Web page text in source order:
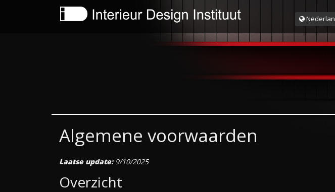
Algemene voorwaarden
Laatse update:9/10/2025
Overzicht